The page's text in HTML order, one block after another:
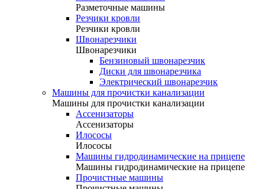
Разметочные машины
Резчики кровли
Резчики кровли
Швонарезчики
Швонарезчики
Бензиновый швонарезчик
Диски для швонарезчика
Электрический швонарезчик
Машины для прочистки канализации
Машины для прочистки канализации
Ассенизаторы
Ассенизаторы
Илососы
Илососы
Машины гидродинамические на прицепе
Машины гидродинамические на прицепе
Прочистные машины